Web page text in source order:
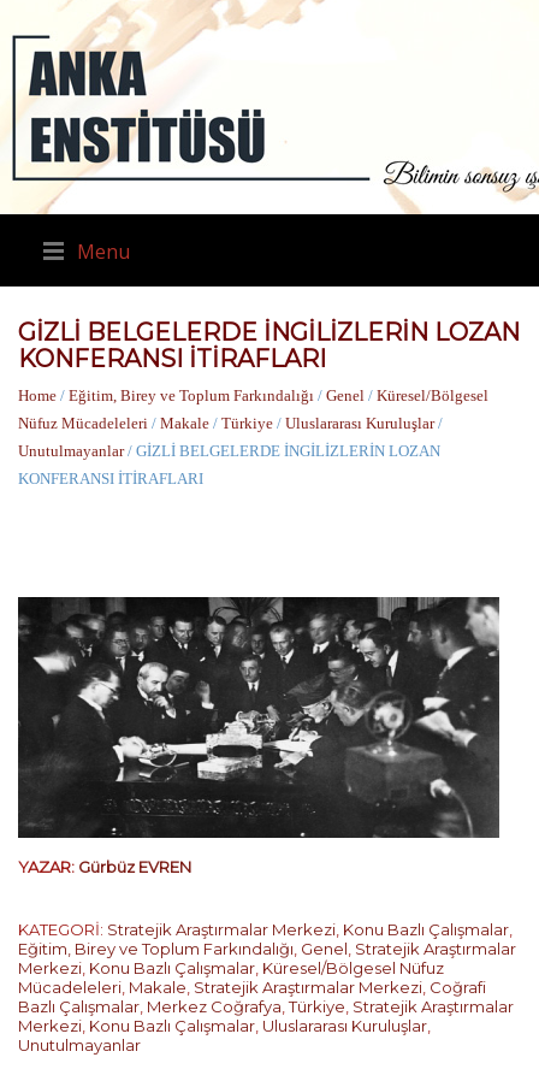
Menu
GİZLİ BELGELERDE İNGİLİZLERİN LOZAN
KONFERANSI İTİRAFLARI
Home / Eğitim, Birey ve Toplum Farkındalığı / Genel / Küresel/Bölgesel
Nüfuz Mücadeleleri / Makale / Türkiye / Uluslararası Kuruluşlar/
Unutulmayanlar/ GİZLİ BELGELERDE İNGİLİZLERİN LOZAN
KONFERANSI İTİRAFLARI
YAZAR: Gürbüz EVREN
KATEGORİ: Stratejik Araştırmalar Merkezi Konu Bazlı Çalışmalar
Eğitim, Birey ve Toplum Farkındalığı Genel Stratejik Araştırmalar
Merkezi Konu Bazlı Çalışmalar Küresel/Bölgesel Nüfuz
Mücadeleleri Makale Stratejik Araştırmalar Merkezi Coğrafi
Bazlı Çalışmalar Merkez Coğrafya ,Türkiye Stratejik Araştırmalar
Merkezi Konu Bazlı Çalışmalar Uluslararası Kuruluşlar
Unutulmayanlar